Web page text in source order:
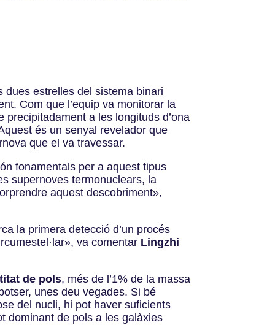
dues estrelles del sistema binari
Com que l’equip va monitorar la
a les longituds d’ona
és un senyal revelador que
que el va travessar.
fonamentals per a aquest tipus
supernoves termonuclears, la
aquest descobriment»,
la primera detecció d’un procés
», va comentar Lingzhi
de pols, més de l’1% de la massa
unes deu vegades. Si bé
del nucli, hi pot haver suficients
dominant de pols a les galàxies